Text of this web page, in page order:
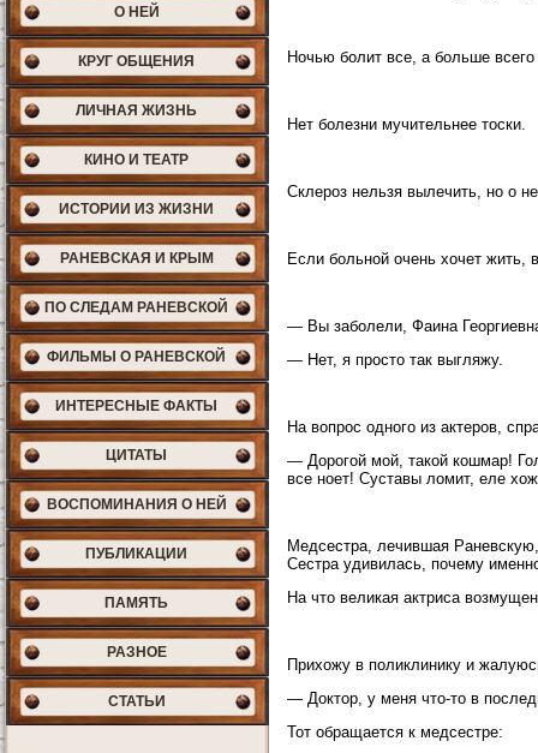
О НЕЙ
КРУГ ОБЩЕНИЯ
ЛИЧНАЯ ЖИЗНЬ
КИНО И ТЕАТР
ИСТОРИИ ИЗ ЖИЗНИ
РАНЕВСКАЯ И КРЫМ
ПО СЛЕДАМ РАНЕВСКОЙ
ФИЛЬМЫ О РАНЕВСКОЙ
ИНТЕРЕСНЫЕ ФАКТЫ
ЦИТАТЫ
ВОСПОМИНАНИЯ О НЕЙ
ПУБЛИКАЦИИ
ПАМЯТЬ
РАЗНОЕ
СТАТЬИ
Ночью болит все, а больше всего
Нет болезни мучительнее тоски.
Склероз нельзя вылечить, но о
Если больной очень хочет жить,
— Вы заболели, Фаина
— Нет, я просто так выгляжу.
На вопрос одного из актеров,
— Дорогой мой, такой кошмар!
все ноет! Суставы ломит, еле
Медсестра, лечившая
Сестра удивилась, почему
На что великая актриса
Прихожу в поликлинику и
— Доктор, у меня что-то в
Тот обращается к медсестре: